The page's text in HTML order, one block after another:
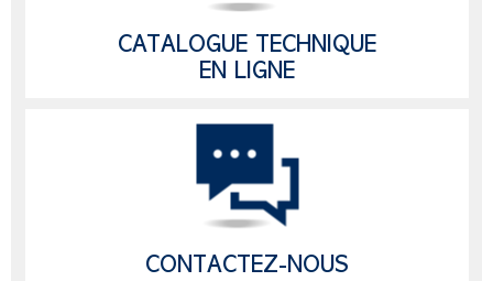
CATALOGUE TECHNIQUE
EN LIGNE
CONTACTEZ-NOUS